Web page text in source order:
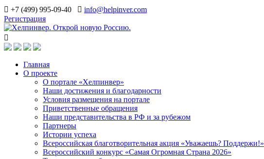
+7 (499) 995-09-40
info@helpinver.com
Регистрация
Главная
О проекте
О портале «Хелпинвер»
Наши достижения и благодарности
Условия размещения на портале
Приветственные обращения
Наши представительства в РФ и за рубежом
Партнеры
Истории успеха
Всероссийская благотворительная акция «Уважаешь? Поддержи!»
Всероссийский конкурс «Самая Огромная Страна 2026»